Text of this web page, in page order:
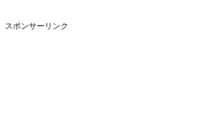
スポンサーリンク